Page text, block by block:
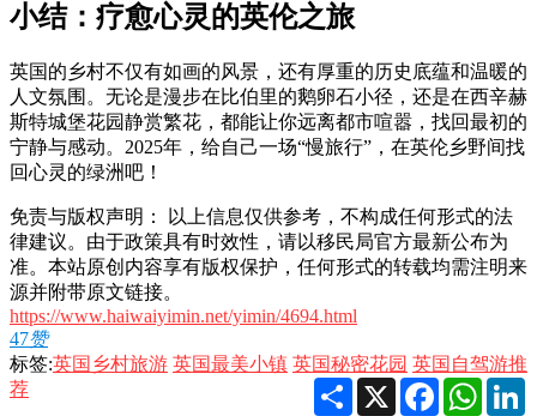
小结：疗愈心灵的英伦之旅
英国的乡村不仅有如画的风景，还有厚重的历史底蕴和温暖的
人文氛围。无论是漫步在比伯里的鹅卵石小径，还是在西辛赫
斯特城堡花园静赏繁花，都能让你远离都市喧嚣，找回最初的
宁静与感动。2025年，给自己一场“慢旅行”，在英伦乡野间找
回心灵的绿洲吧！
免责与版权声明： 以上信息仅供参考，不构成任何形式的法
律建议。由于政策具有时效性，请以移民局官方最新公布为
准。本站原创内容享有版权保护，任何形式的转载均需注明来
源并附带原文链接。
https://www.haiwaiyimin.net/yimin/4694.html
47赞
标签:英国乡村旅游 英国最美小镇 英国秘密花园 英国自驾游推
荐
Share X Facebook